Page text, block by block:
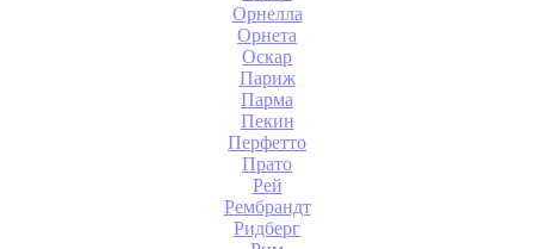
Орнелла
Орнета
Оскар
Париж
Парма
Пекин
Перфетто
Прато
Рей
Рембрандт
Ридберг